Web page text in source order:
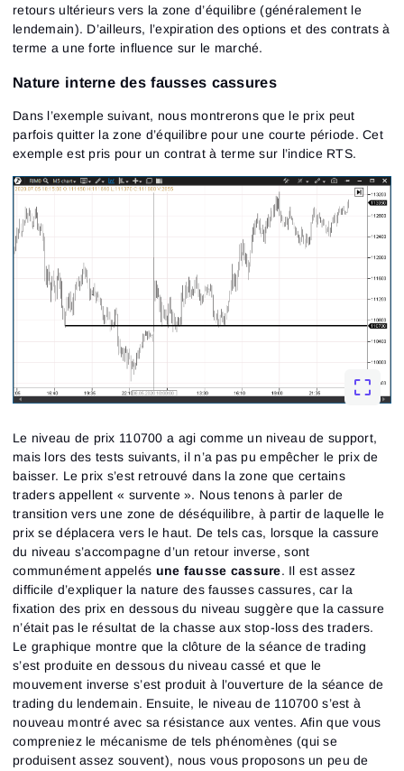
retours ultérieurs vers la zone d’équilibre (généralement le
lendemain). D’ailleurs, l’expiration des options et des contrats à
terme a une forte influence sur le marché.
Nature interne des fausses cassures
Dans l’exemple suivant, nous montrerons que le prix peut
parfois quitter la zone d’équilibre pour une courte période. Cet
exemple est pris pour un contrat à terme sur l’indice RTS.
Le niveau de prix 110700 a agi comme un niveau de support,
mais lors des tests suivants, il n’a pas pu empêcher le prix de
baisser. Le prix s’est retrouvé dans la zone que certains
traders appellent « survente ». Nous tenons à parler de
transition vers une zone de déséquilibre, à partir de laquelle le
prix se déplacera vers le haut. De tels cas, lorsque la cassure
du niveau s’accompagne d’un retour inverse, sont
communément appelés une fausse cassure. Il est assez
difficile d’expliquer la nature des fausses cassures, car la
fixation des prix en dessous du niveau suggère que la cassure
n’était pas le résultat de la chasse aux stop-loss des traders.
Le graphique montre que la clôture de la séance de trading
s’est produite en dessous du niveau cassé et que le
mouvement inverse s’est produit à l’ouverture de la séance de
trading du lendemain. Ensuite, le niveau de 110700 s’est à
nouveau montré avec sa résistance aux ventes. Afin que vous
compreniez le mécanisme de tels phénomènes (qui se
produisent assez souvent), nous vous proposons un peu de